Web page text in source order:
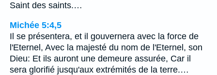
Saint des saints.…
Michée 5:4,5
Il se présentera, et il gouvernera avec la force de
l'Eternel, Avec la majesté du nom de l'Eternel, son
Dieu: Et ils auront une demeure assurée, Car il
sera glorifié jusqu'aux extrémités de la terre.…